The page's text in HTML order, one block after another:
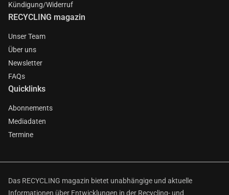
Kündigung/Widerruf
RECYCLING magazin
Unser Team
Über uns
Newsletter
FAQs
Quicklinks
Abonnements
Mediadaten
Termine
Das RECYCLING magazin bietet unabhängige und aktuelle
Informationen über Entwicklungen in der Recycling- und